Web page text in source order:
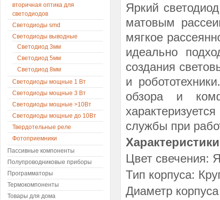
Яркий
матовым
мягкое
идеально
создания
и
обзора и
службы при
Цвет свечения:
Тип корпуса:
Диаметр
вторичная оптика для
светодиодов
Светодиоды smd
Светодиоды выводные
Светодиод 3мм
Светодиод 5мм
Светодиод 8мм
Светодиоды мощные 1 Вт
Светодиоды мощные 3 Вт
Светодиоды мощные >10Вт
Светодиоды мощные до 10Вт
Твердотельные реле
Фотоприемники
Пассивные компоненты
Полупроводниковые приборы
Программаторы
Термокомпоненты
Товары для дома